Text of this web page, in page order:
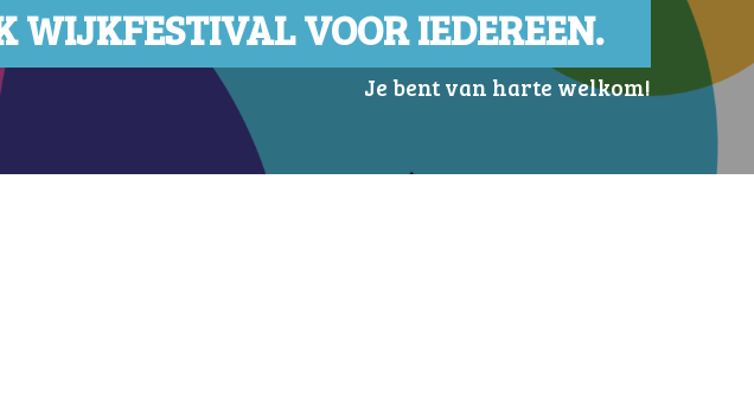
WIJKFESTIVAL VOOR IEDEREEN.
Je bent van harte welkom!